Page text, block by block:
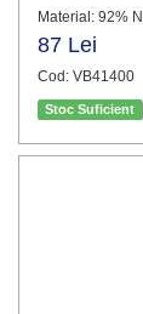
Material: 92%
87 Lei
Cod: VB41400
Stoc Suficient